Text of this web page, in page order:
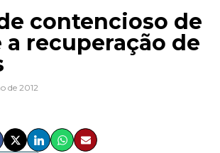
contencioso de
a recuperação de
de 2012